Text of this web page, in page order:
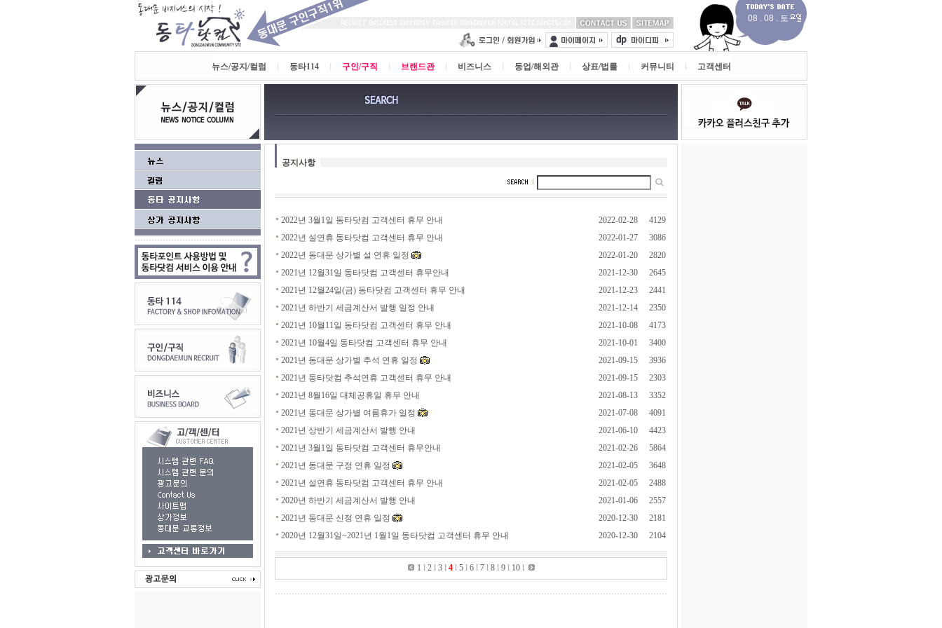
08 . 08 . 토
뉴스/공지/컬럼 동타114 구인/구직 브랜드관 비즈니스 동업/해외관 상표/법률 커뮤니티 고객센터
공지사항
2022년 3월1일 동타닷컴 고객센터 휴무 안내 2022-02-28
4129
2022년 설연휴 동타닷컴 고객센터 휴무 안내
2022-01-27
3086
2022년 동대문 상가별 설 연휴 일정
2022-01-20
2820
2021년 12월31일 동타닷컴 고객센터 휴무안내
2021-12-30
2645
2021년 12월24일(금) 동타닷컴 고객센터 휴무 안내
2021-12-23
2441
2021년 하반기 세금계산서 발행 일정 안내
2021-12-14
2350
2021년 10월11일 동타닷컴 고객센터 휴무 안내
2021-10-08
4173
2021년 10월4일 동타닷컴 고객센터 휴무 안내
2021-10-01
3400
2021년 동대문 상가별 추석 연휴 일정
2021-09-15
3936
2021년 동타닷컴 추석연휴 고객센터 휴무 안내
2021-09-15
2303
2021년 8월16일 대체공휴일 휴무 안내
2021-08-13
3352
2021년 동대문 상가별 여름휴가 일정
2021-07-08
4091
2021년 상반기 세금계산서 발행 안내
2021-06-10
4423
2021년 3월1일 동타닷컴 고객센터 휴무안내
2021-02-26
5864
2021년 동대문 구정 연휴 일정
2021-02-05
3648
2021년 설연휴 동타닷컴 고객센터 휴무 안내
2021-02-05
2488
2020년 하반기 세금계산서 발행 안내
2021-01-06
2557
2021년 동대문 신정 연휴 일정
2020-12-30
2181
2020년 12월31일~2021년 1월1일 동타닷컴 고객센터 휴무 안내
2020-12-30 2104
1 l 2 l 3 l 4 l 5 l 6 l 7 l 8 l 9 l 10 l